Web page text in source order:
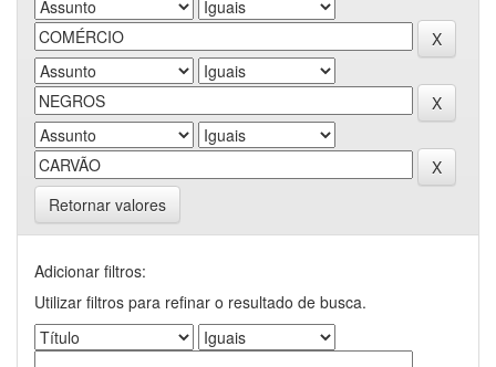
Retornar valores
Adicionar filtros:
Utilizar filtros para refinar o resultado de busca.